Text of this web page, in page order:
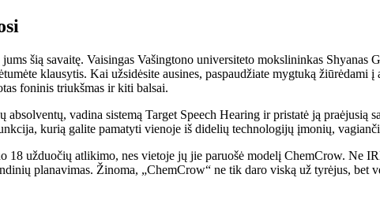
šią savaitę. Vaisingas Vašingtono universiteto mokslininkas
klausytis. Kai užsidėsite ausines, paspaudžiate mygtuką
foninis triukšmas ir kiti balsai.
vadina sistemą Target Speech Hearing ir pristatė ją
kurią galite pamatyti vienoje iš didelių technologijų įmonių,
18 užduočių atlikimo, nes vietoje jų jie paruošė modelį ChemCrow. Ne
planavimas. Žinoma, „ChemCrow“ ne tik daro viską už tyrėjus, bet